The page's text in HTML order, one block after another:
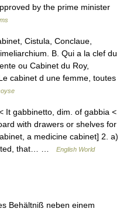
by the prime minister
Cistula, Conclaue,
B. Qui a la clef du
ou Cabinet du Roy,
cabinet d une femme, toutes
It gabbinetto, dim. of gabbia <
with drawers or shelves for
a medicine cabinet] 2. a)
that… …
English World
Behältniß neben einem